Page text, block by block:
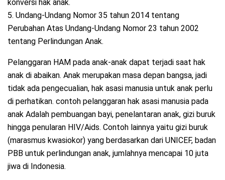
konversi hak anak.
5. Undang-Undang Nomor 35 tahun 2014 tentang
Perubahan Atas Undang-Undang Nomor 23 tahun 2002
tentang Perlindungan Anak.
Pelanggaran HAM pada anak-anak dapat terjadi saat hak
anak di abaikan. Anak merupakan masa depan bangsa, jadi
tidak ada pengecualian, hak asasi manusia untuk anak perlu
di perhatikan. contoh pelanggaran hak asasi manusia pada
anak Adalah pembuangan bayi, penelantaran anak, gizi buruk
hingga penularan HIV/Aids. Contoh lainnya yaitu gizi buruk
(marasmus kwasiokor) yang berdasarkan dari UNICEF, badan
PBB untuk perlindungan anak, jumlahnya mencapai 10 juta
jiwa di Indonesia.